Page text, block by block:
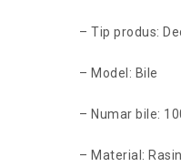
– Tip produs:
– Model: Bile
– Numar bile:
– Material: